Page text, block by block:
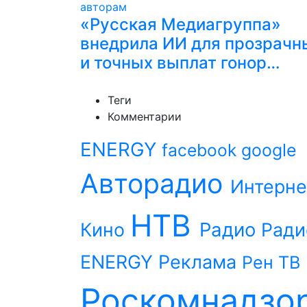
«Русская Медиагруппа»
внедрила ИИ для
и точных выплат гонор…
Теги
Комментарии
ENERGY facebook google
Авторадио
Кино НТВ Радио
ENERGY Реклама Рен ТВ